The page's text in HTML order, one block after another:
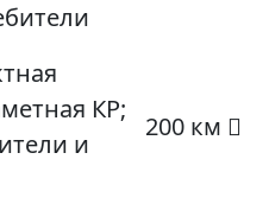
КР;
и
200 км 